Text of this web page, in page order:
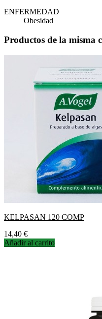
ENFERMEDAD
Obesidad
Productos de la misma
KELPASAN 120 COMP
Precio
14,40 €
Añadir al carrito